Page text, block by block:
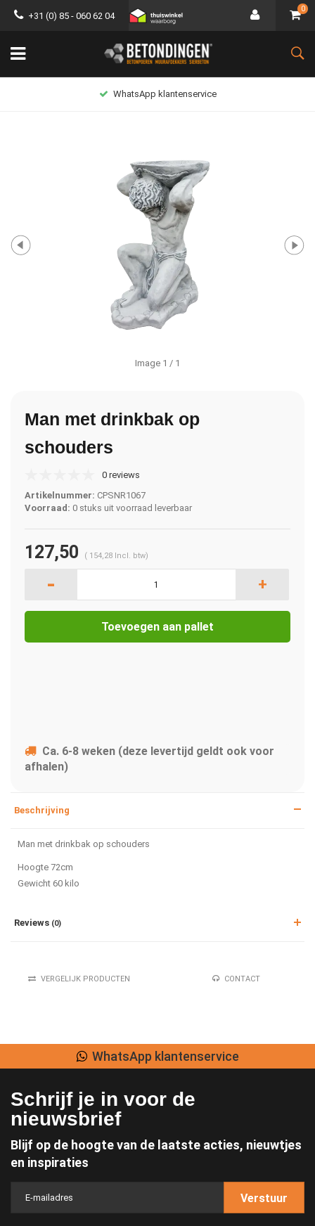
+31 (0) 85 - 060 62 04
0
WhatsApp klantenservice
Image 1 / 1
Man met drinkbak op
schouders
0 reviews
Artikelnummer: CPSNR1067
Voorraad: 0 stuks uit voorraad leverbaar
127,50 ( 154,28 Incl. btw)
- +
Toevoegen aan pallet
Ca. 6-8 weken (deze levertijd geldt ook voor
afhalen)
Beschrijving
Man met drinkbak op schouders
Hoogte 72cm
Gewicht 60 kilo
Reviews (0)
VERGELIJK PRODUCTEN CONTACT
WhatsApp klantenservice
Schrijf je in voor de
nieuwsbrief
Blijf op de hoogte van de laatste acties, nieuwtjes
en inspiraties
Verstuur